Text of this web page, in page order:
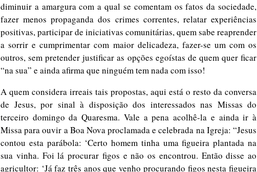
diminuir a amargura com a qual se comentam os fatos da sociedade,
fazer menos propaganda dos crimes correntes, relatar experiências
positivas, participar de iniciativas comunitárias, quem sabe reaprender
a sorrir e cumprimentar com maior delicadeza, fazer-se um com os
outros, sem pretender justificar as opções egoístas de quem quer ficar
“na sua” e ainda afirma que ninguém tem nada com isso!
A quem considera irreais tais propostas, aqui está o resto da conversa
de Jesus, por sinal à disposição dos interessados nas Missas do
terceiro domingo da Quaresma. Vale a pena acolhê-la e ainda ir à
Missa para ouvir a Boa Nova proclamada e celebrada na Igreja: “Jesus
contou esta parábola: ‘Certo homem tinha uma figueira plantada na
sua vinha. Foi lá procurar figos e não os encontrou. Então disse ao
agricultor: ‘Já faz três anos que venho procurando figos nesta figueira